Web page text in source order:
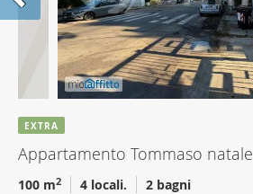
EXTRA
Appartamento Tommaso natale
100 m2 4 locali.
2 bagni